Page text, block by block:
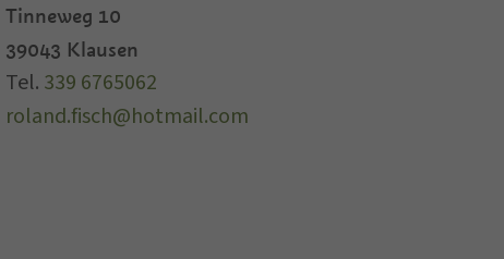
Tinneweg 10
39043 Klausen
Tel. 339 6765062
roland.fisch@hotmail.com